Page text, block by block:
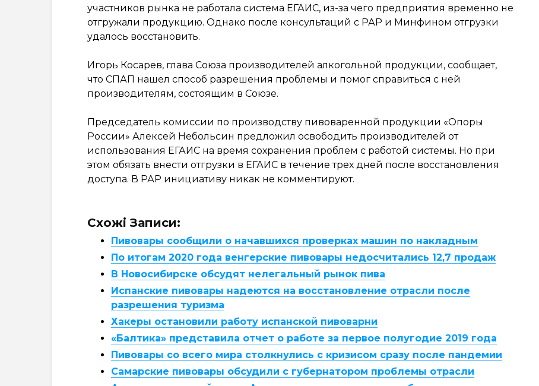
участников рынка не работала система ЕГАИС, из-за чего предприятия временно не
отгружали продукцию. Однако после консультаций с РАР и Минфином отгрузки
удалось восстановить.
Игорь Косарев, глава Союза производителей алкогольной продукции, сообщает,
что СПАП нашел способ разрешения проблемы и помог справиться с ней
производителям, состоящим в Союзе.
Председатель комиссии по производству пивоваренной продукции «Опоры
России» Алексей Небольсин предложил освободить производителей от
использования ЕГАИС на время сохранения проблем с работой системы. Но при
этом обязать внести отгрузки в ЕГАИС в течение трех дней после восстановления
доступа. В РАР инициативу никак не комментируют.
Схожі Записи:
Пивовары сообщили о начавшихся проверках машин по накладным
По итогам 2020 года венгерские пивовары недосчитались 12,7 продаж
В Новосибирске обсудят нелегальный рынок пива
Испанские пивовары надеются на восстановление отрасли после
разрешения туризма
Хакеры остановили работу испанской пивоварни
«Балтика» представила отчет о работе за первое полугодие 2019 года
Пивовары со всего мира столкнулись с кризисом сразу после пандемии
Самарские пивовары обсудили с губернатором проблемы отрасли